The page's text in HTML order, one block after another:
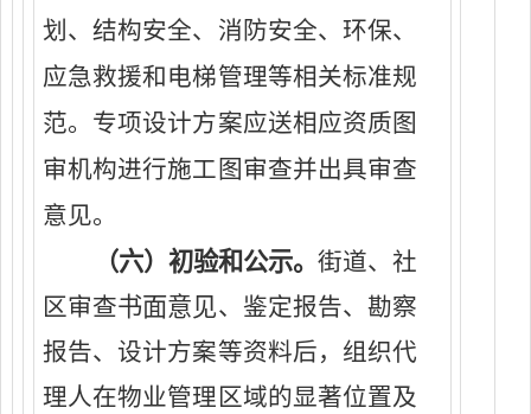
划、结构安全、消防安全、环保、
应急救援和电梯管理等相关标准规
范。专项设计方案应送相应资质图
审机构进行施工图审查并出具审查
意见。
（六） 初验和公示。街道、社
区审查书面意见、鉴定报告、勘察
报告、设计方案等资料后，组织代
理人在物业管理区域的显著位置及